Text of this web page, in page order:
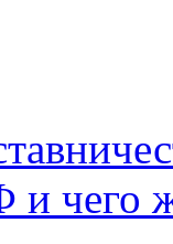
чего